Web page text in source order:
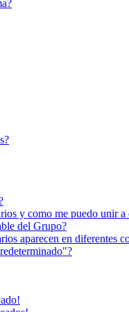
y como me puedo unir a
del Grupo?
aparecen en diferentes